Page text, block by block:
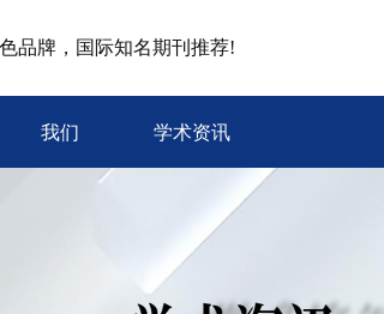
品牌，国际知名期刊推荐!
我们 学术资讯